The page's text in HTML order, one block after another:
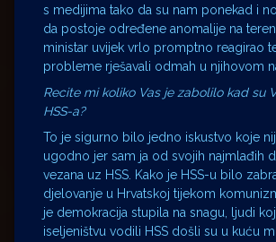
s medijima tako da su nam ponekad i
da postoje određene anomalije na
ministar uvijek vrlo promptno reagirao
probleme rješavali odmah u njihovom
Recite mi koliko Vas je zabolilo kad su
HSS-a?
To je sigurno bilo jedno iskustvo koje
ugodno jer sam ja od svojih najmlađih
vezana uz HSS. Kako je HSS-u bilo
djelovanje u Hrvatskoj tijekom
je demokracija stupila na snagu, ljudi
iseljeništvu vodili HSS došli su u kuću